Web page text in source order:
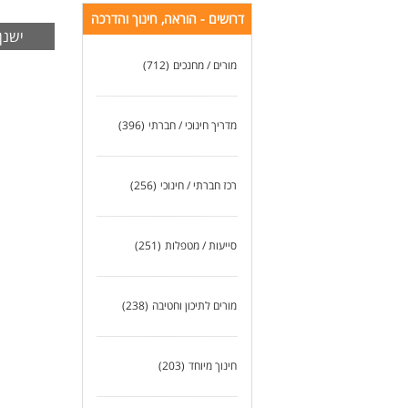
דרושים - הוראה, חינוך והדרכה
מורים / מחנכים (712)
מדריך חינוכי / חברתי (396)
רכז חברתי / חינוכי (256)
סייעות / מטפלות (251)
מורים לתיכון וחטיבה (238)
חינוך מיוחד (203)
-
ישנן -2 משרות בצפון,הגליל והגולן,גליל